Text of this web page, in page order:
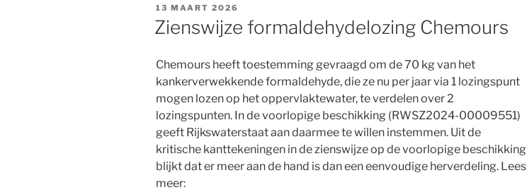
GEPLAATST
OP
13 MAART 2026
Zienswijze formaldehydelozing Chemours
Chemours heeft toestemming gevraagd om de 70 kg van het
kankerverwekkende formaldehyde, die ze nu per jaar via 1 lozingspunt
mogen lozen op het oppervlaktewater, te verdelen over 2
lozingspunten. In de voorlopige beschikking (RWSZ2024-00009551)
geeft Rijkswaterstaat aan daarmee te willen instemmen. Uit de
kritische kanttekeningen in de zienswijze op de voorlopige beschikking
blijkt dat er meer aan de hand is dan een eenvoudige herverdeling. Lees
meer: